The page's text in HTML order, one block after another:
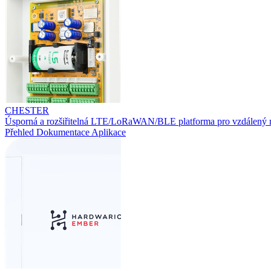
CHESTER
Úsporná a rozšiřitelná LTE/LoRaWAN/BLE platforma pro vzdálený
Přehled Dokumentace Aplikace